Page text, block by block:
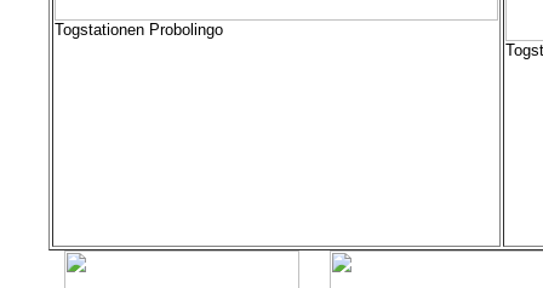
Togstationen Probolingo